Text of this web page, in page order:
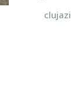
clujazi